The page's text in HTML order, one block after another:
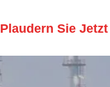
Plaudern Sie Jetzt